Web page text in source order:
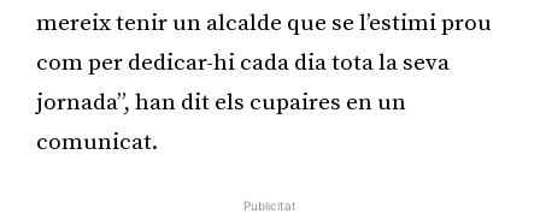
mereix tenir un alcalde que se l’estimi prou
com per dedicar-hi cada dia tota la seva
jornada”, han dit els cupaires en un
comunicat.
Publicitat